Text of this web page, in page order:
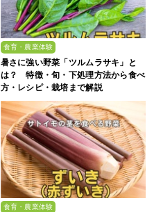
食育・農業体験
暑さに強い野菜「ツルムラサキ」と
は？ 特徴・旬・下処理方法から食べ
方・レシピ・栽培まで解説
食育・農業体験